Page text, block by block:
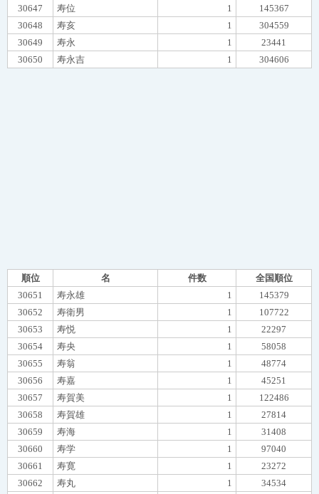
30647 寿位 1
145367
30648
寿亥 1
304559
30649
寿永 1
23441
30650
寿永吉 1 304606
順位 名 件数
全国順位
30651
寿永雄 1
145379
30652
寿衛男 1
107722
30653
寿悦 1
22297
30654
寿央 1
58058
30655
寿翁 1
48774
30656
寿嘉 1
45251
30657
寿賀美 1
122486
30658
寿賀雄 1
27814
30659
寿海 1
31408
30660
寿学 1
97040
30661
寿寛 1
23272
30662
寿丸 1
34534